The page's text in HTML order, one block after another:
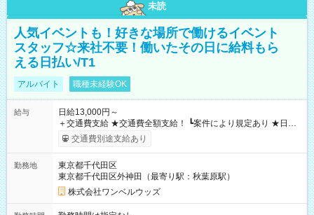
未読
人気イベントも！好きな場所で働けるイベント
スタッフ☆来社不要！働いたその日に給料もら
える日払い/T1
アルバイト 職種未経験OK
給与
日給13,000円～
＋交通費支給 ★交通費全額支給！ ┗案件により規定あり ★日払
いOK！（規定あり） ┗働いたその日に現金GET♪ お仕事後はコ
ンビニATMから 日払い分を引き落とせます！ 【試用期間】試
交通費別途支給あり
勤務地
東京都千代田区
東京都千代田区外神田（最寄り駅：秋葉原駅）
株式会社ワンベルウッズ